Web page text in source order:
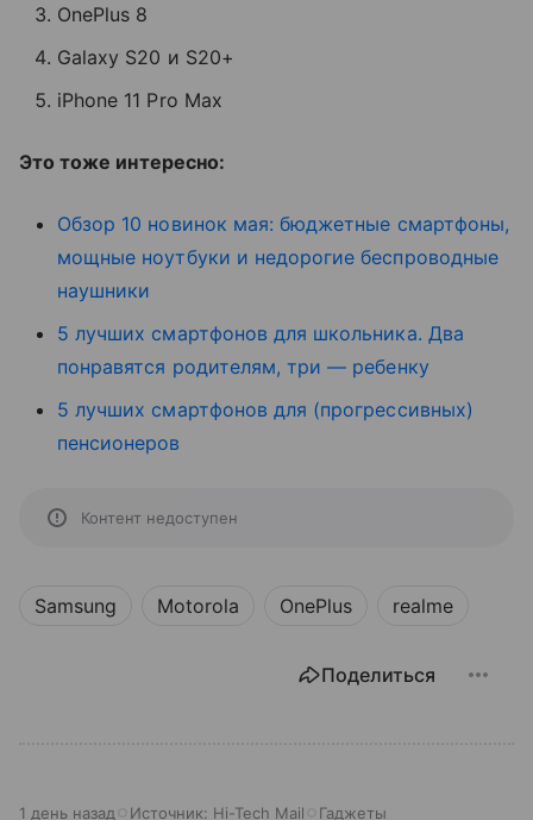
OnePlus 8
Galaxy S20 и S20+
iPhone 11 Pro Max
Это тоже интересно:
Обзор 10 новинок мая: бюджетные смартфоны,
мощные ноутбуки и недорогие беспроводные
наушники
5 лучших смартфонов для школьника. Два
понравятся родителям, три — ребенку
5 лучших смартфонов для (прогрессивных)
пенсионеров
Контент недоступен
Samsung Motorola OnePlus realme
Поделиться
1 день назад Источник: Hi-Tech Mail Гаджеты